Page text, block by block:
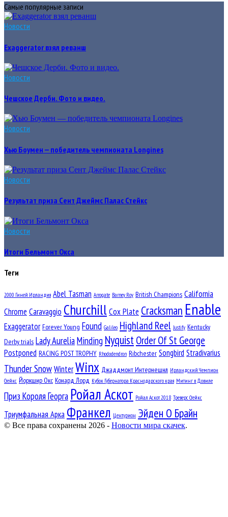
Самые популярные записи
Новости
Exaggerator взял реванш
Новости
Чешское Дерби. Фото и видео.
Новости
Хью Боумен — победитель чемпионата Longines
Новости
Результат приза Сент Джеймс Палас Стейкс
Новости
Итоги Бельмонт Окса
Теги
2000 Гиней Ирландия Abel Tasman Arrogate Barney Roy British Champions California
Chrome Caravaggio ChurchillCox Plate Cracksman Enable
Exaggerator Forever Young Found Galileo Highland Reel Justify Kentucky
Derby trials Lady AureliaMinding NyquistOrder Of St George
Postponed RACING POST TROPHY Rhododendron Ribchester Songbird Stradivarius
Thunder SnowWinterWinx Джаддмонт Интернешнл Ирландский Чемпион
Стейкс Йоркшир Окс Конард Лорд Кубок Губернатора Краснодарского края Митинг в Довиле
Приз Короля Георга Ройал Аскот Ройал Аскот 2018 Треверс Стейкс
Триумфальная Арка Франкел Центурион Эйден О Брайн
© Все права сохранены 2026 - Новости мира скачек.